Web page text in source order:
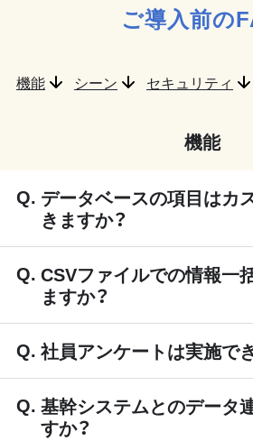
ご導入前の
機能 シーン セキュリティ
機能
データベースの項目はカ
きますか？
CSVファイルでの情報一
ますか？
社員アンケートは実施で
基幹システムとのデータ
すか？